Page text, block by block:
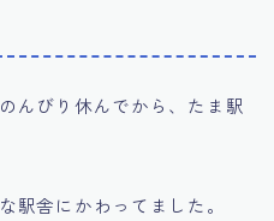
んびり休んでから、たま駅
駅舎にかわってました。